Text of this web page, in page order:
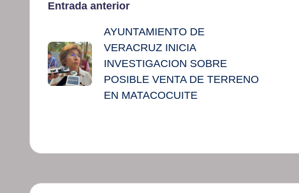
Navegación
de
entradas
Entrada anterior
AYUNTAMIENTO DE
VERACRUZ INICIA
INVESTIGACION SOBRE
POSIBLE VENTA DE TERRENO
EN MATACOCUITE